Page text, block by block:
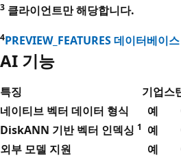
3 클라이언트만 해당합니다.
4PREVIEW_FEATURES 데이터베이
AI 기능
특징 기업스
네이티브 벡터 데이터 형식
예
DiskANN 기반 벡터 인덱싱 1 예
외부 모델 지원
예